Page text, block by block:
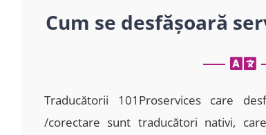
Cum se desfăşoară
Traducătorii 101Proservices care
/corectare sunt traducători nativi,